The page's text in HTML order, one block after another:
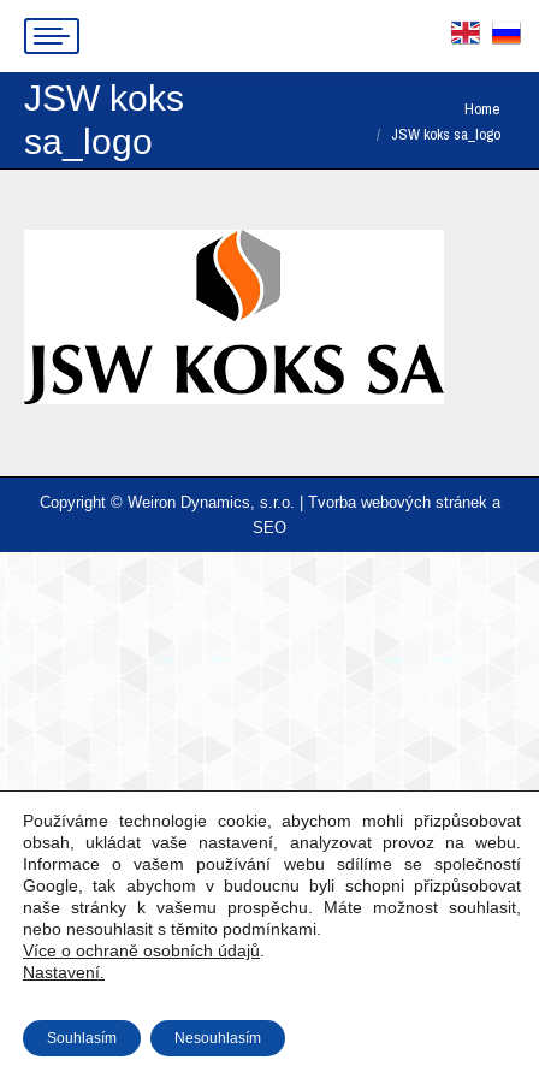
JSW koks
sa_logo
Home
JSW koks sa_logo
Copyright © Weiron Dynamics, s.r.o. | Tvorba webových stráneka
SEO
Používáme technologie cookie, abychom mohli přizpůsobovat
obsah, ukládat vaše nastavení, analyzovat provoz na webu.
Informace o vašem používání webu sdílíme se společností
Google, tak abychom v budoucnu byli schopni přizpůsobovat
naše stránky k vašemu prospěchu. Máte možnost souhlasit,
nebo nesouhlasit s těmito podmínkami.
Více o ochraně osobních údajů
Nastavení.
Souhlasím Nesouhlasím